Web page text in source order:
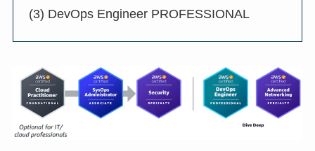
(3) DevOps Engineer PROFESSIONAL